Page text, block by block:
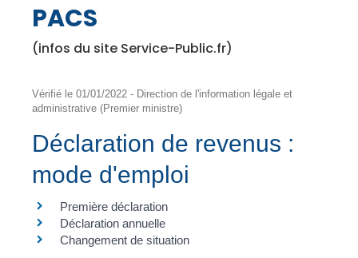
PACS
(infos du site Service-Public.fr)
Vérifié le 01/01/2022 - Direction de l'information légale et
administrative (Premier ministre)
Déclaration de revenus :
mode d'emploi
Première déclaration
Déclaration annuelle
Changement de situation